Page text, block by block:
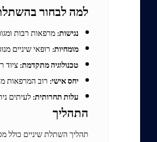
למה לבחור
נגישות:מרפאות רבות
מומחיות:רופאי שיניים
טכנולוגיה מתקדמת:ציוד
יחס אישי: רוב המרפאות
עלות תחרותית:לעיתים
התהליך
תהליך השתלת שיניים כולל